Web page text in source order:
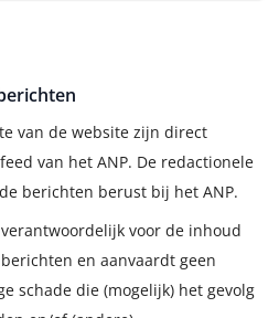
van de website zijn direct
van het ANP. De redactionele
berichten berust bij het ANP.
voor de inhoud
en aanvaardt geen
schade die (mogelijk) het gevolg